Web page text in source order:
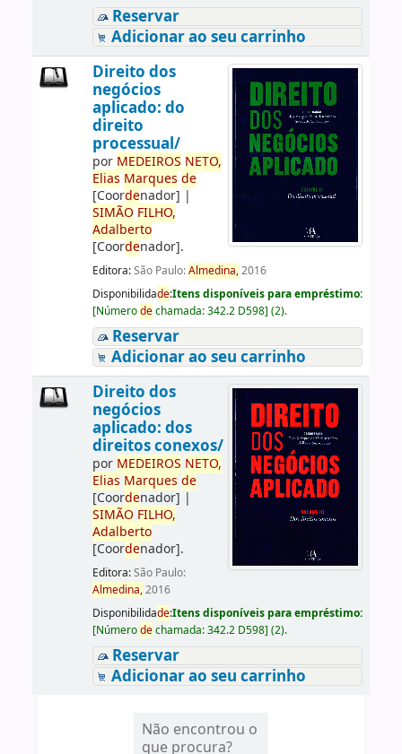
Reservar
Adicionar ao seu carrinho
Direito dos
negócios
aplicado: do
direito
processual/
por MEDEIROS NETO,
Elias Marques de
[Coordenador] |
SIMÃO FILHO,
Adalberto
[Coordenador].
Editora:São Paulo:Almedina,2016
Disponibilidade:Itens disponíveis para empréstimo:
[Númerodechamada:342.2 D598] (2).
Reservar
Adicionar ao seu carrinho
Direito dos
negócios
aplicado: dos
direitos conexos/
por MEDEIROS NETO,
Elias Marques de
[Coordenador] |
SIMÃO FILHO,
Adalberto
[Coordenador].
Editora:São Paulo:
Almedina,2016
Disponibilidade:Itens disponíveis para empréstimo:
[Númerodechamada:342.2 D598] (2).
Reservar
Adicionar ao seu carrinho
Não encontrou o
que procura?